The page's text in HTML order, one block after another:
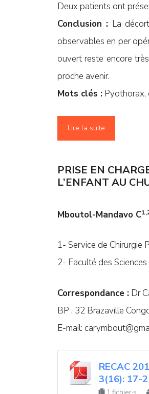
Deux patients ont
Conclusion : La
observables en per
ouvert reste encore
proche avenir.
Mots clés : Pyothorax,
Lire la suite
PRISE EN
L’ENFANT AU
Mboutol-Mandavo C
1- Service de Chirurgie
2- Faculté des
Correspondance : Dr
BP : 32 Brazaville
E-mail:
RECAC
3(16): 17-